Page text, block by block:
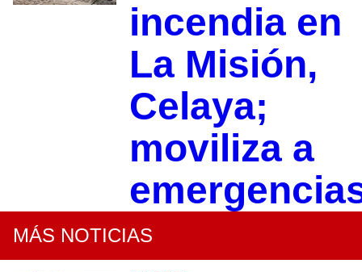
incendia en
La Misión,
Celaya;
moviliza a
MÁS NOTICIAS